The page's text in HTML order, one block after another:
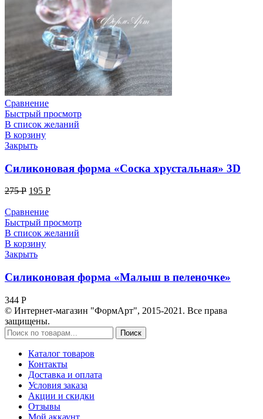
Сравнение
Быстрый просмотр
В список желаний
В корзину
Закрыть
Силиконовая форма «Соска хрустальная» 3D
275Р 195 Р
Сравнение
Быстрый просмотр
В список желаний
В корзину
Закрыть
Силиконовая форма «Малыш в пеленочке»
344 Р
© Интернет-магазин "ФормАрт", 2015-2021. Все права
защищены.
Поиск
Каталог товаров
Контакты
Доставка и оплата
Условия заказа
Акции и скидки
Отзывы
Мой аккаунт